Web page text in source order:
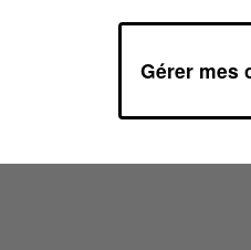
Gérer mes